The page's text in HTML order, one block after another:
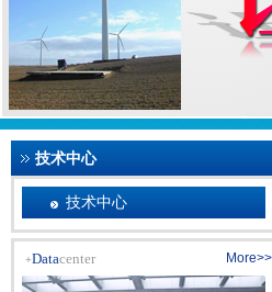
技术中心
技术中心
+Datacenter More>>